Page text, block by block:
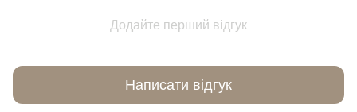
Додайте перший відгук
Написати відгук